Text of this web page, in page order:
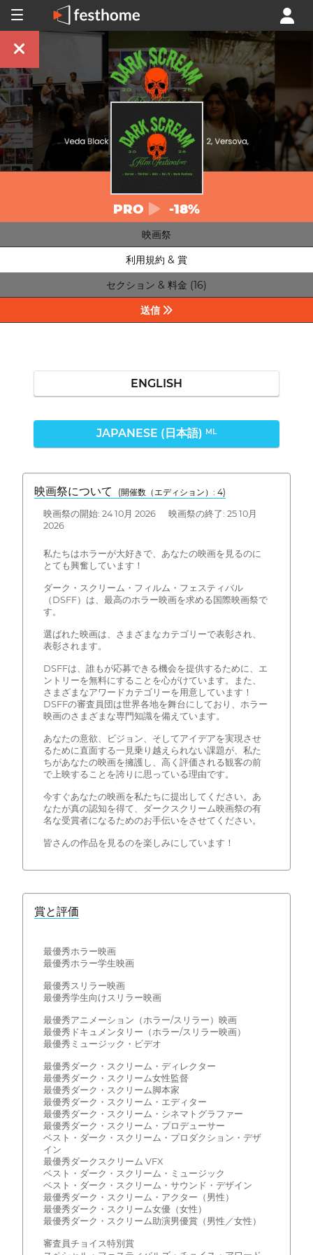
PRO -18%
映画祭
利用規約 & 賞
セクション & 料金 (16)
送信
ENGLISH
JAPANESE (日本語) ML
映画祭について (開催数（エディション）: 4)
映画祭の開始: 24 10月 2026 映画祭の終了: 25 10月
2026
私たちはホラーが大好きで、あなたの映画を見るのに
とても興奮しています！
ダーク・スクリーム・フィルム・フェスティバル
（DSFF）は、最高のホラー映画を求める国際映画祭で
す。
選ばれた映画は、さまざまなカテゴリーで表彰され、
表彰されます。
DSFFは、誰もが応募できる機会を提供するために、エ
ントリーを無料にすることを心がけています。また、
さまざまなアワードカテゴリーを用意しています！
DSFFの審査員団は世界各地を舞台にしており、ホラー
映画のさまざまな専門知識を備えています。
あなたの意欲、ビジョン、そしてアイデアを実現させ
るために直面する一見乗り越えられない課題が、私た
ちがあなたの映画を擁護し、高く評価される観客の前
で上映することを誇りに思っている理由です。
今すぐあなたの映画を私たちに提出してください。あ
なたが真の認知を得て、ダークスクリーム映画祭の有
名な受賞者になるためのお手伝いをさせてください。
皆さんの作品を見るのを楽しみにしています！
賞と評価
最優秀ホラー映画
最優秀ホラー学生映画
最優秀スリラー映画
最優秀学生向けスリラー映画
最優秀アニメーション（ホラー/スリラー）映画
最優秀ドキュメンタリー（ホラー/スリラー映画）
最優秀ミュージック・ビデオ
最優秀ダーク・スクリーム・ディレクター
最優秀ダーク・スクリーム女性監督
最優秀ダーク・スクリーム脚本家
最優秀ダーク・スクリーム・エディター
最優秀ダーク・スクリーム・シネマトグラファー
最優秀ダーク・スクリーム・プロデューサー
ベスト・ダーク・スクリーム・プロダクション・デザ
イン
最優秀ダークスクリーム VFX
ベスト・ダーク・スクリーム・ミュージック
ベスト・ダーク・スクリーム・サウンド・デザイン
最優秀ダーク・スクリーム・アクター（男性）
最優秀ダーク・スクリーム女優（女性）
最優秀ダーク・スクリーム助演男優賞（男性／女性）
審査員チョイス特別賞